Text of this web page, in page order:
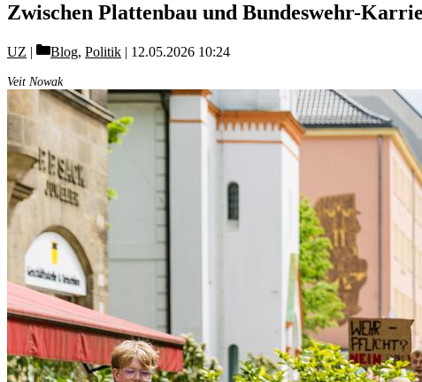
Zwischen Plattenbau und Bundeswehr-
UZ Categories
Blog, Politik 12.05.2026 10:24
Veit Nowak